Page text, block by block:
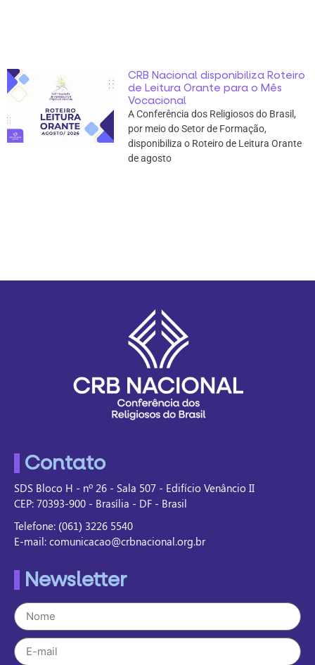
CRB Nacional disponibiliza Roteiro
de Leitura Orante para o Mês
Vocacional
A Conferência dos Religiosos do Brasil,
por meio do Setor de Formação,
disponibiliza o Roteiro de Leitura Orante
de agosto
Contato
SDS Bloco H - nº 26 - Sala 507 - Edifício Venâncio II
CEP: 70393-900 - Brasília - DF - Brasil
Telefone: (061) 3226 5540
E-mail: comunicacao@crbnacional.org.br
Newsletter